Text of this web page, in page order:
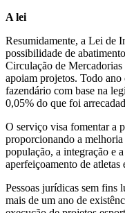
A lei
Resumidamente, a Lei de
possibilidade de
Circulação de
apoiam projetos. Todo
fazendário com base na
0,05% do que foi
O serviço visa fomentar a
proporcionando a melhoria
população, a integração e
aperfeiçoamento de atletas
Pessoas jurídicas sem fins
mais de um ano de